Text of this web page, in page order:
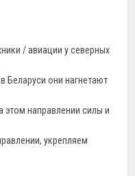
/ авиации у северных
Беларуси они нагнетают
направлении силы и
укрепляем